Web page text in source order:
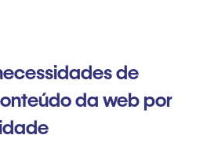
de
da web por